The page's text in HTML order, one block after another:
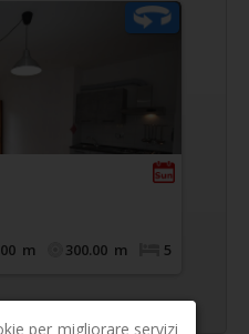
per migliorare servizi